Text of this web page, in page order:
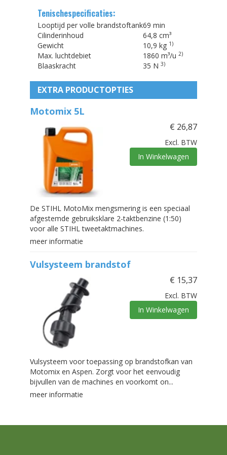
Tenischespecificaties:
Looptijd per volle brandstoftank69 min
Cilinderinhoud
64,8 cm³
Gewicht
10,9 kg 1)
Max. luchtdebiet 1860 m³/u 2)
Blaaskracht 35 N 3)
EXTRA PRODUCTOPTIES
Motomix 5L
€ 26,87
Excl. BTW
In Winkelwagen
De STIHL MotoMix mengsmering is een speciaal
afgestemde gebruiksklare 2-taktbenzine (1:50)
voor alle STIHL tweetaktmachines.
meer informatie
Vulsysteem brandstof
€ 15,37
Excl. BTW
In Winkelwagen
Vulsysteem voor toepassing op brandstofkan van
Motomix en Aspen. Zorgt voor het eenvoudig
bijvullen van de machines en voorkomt on...
meer informatie